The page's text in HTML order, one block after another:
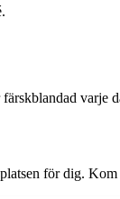
varje
för dig.